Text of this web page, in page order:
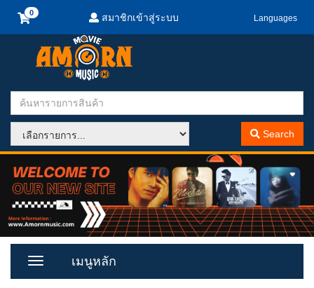
สมาชิกเข้าสู่ระบบ Languages
Search
Toggle
เมนูหลัก